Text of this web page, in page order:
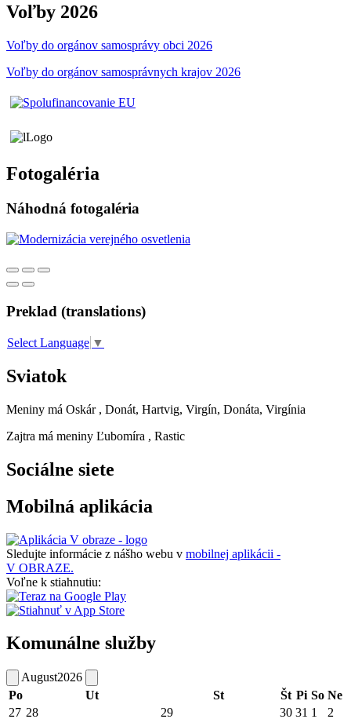
Voľby 2026
Voľby do orgánov samosprávy obci 2026
Voľby do orgánov samosprávnych krajov 2026
Fotogaléria
Náhodná fotogaléria
Preklad (translations)
Select Language ▼
Sviatok
Meniny má Oskár , Donát, Hartvig, Virgín, Donáta, Virgínia
Zajtra má meniny Ľubomíra , Rastic
Sociálne siete
Mobilná aplikácia
Sledujte informácie z nášho webu v mobilnej aplikácii -
V OBRAZE.
Voľne k stiahnutiu:
Komunálne služby
August2026
Po
Ut St Št Pi So Ne
27 28 29 30 31 1 2